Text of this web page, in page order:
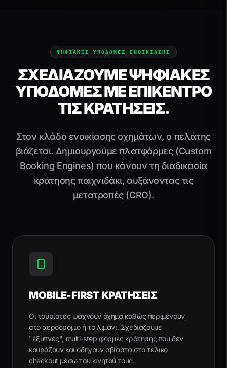
ΨΗΦΙΑΚΕΣ ΥΠΟΔΟΜΕΣ ΕΝΟΙΚΙΑΣΗΣ
ΣΧΕΔΙΆΖΟΥΜΕ ΨΗΦΙΑΚΈΣ
ΥΠΟΔΟΜΈΣ ΜΕ ΕΠΊΚΕΝΤΡΟ
ΤΙΣ ΚΡΑΤΉΣΕΙΣ.
Στον κλάδο ενοικίασης οχημάτων, ο πελάτης
βιάζεται. Δημιουργούμε πλατφόρμες (Custom
Booking Engines) που κάνουν τη διαδικασία
κράτησης παιχνιδάκι, αυξάνοντας τις
μετατροπές (CRO).
MOBILE-FIRST ΚΡΑΤΗΣΕΙΣ
Οι τουρίστες ψάχνουν όχημα καθώς περιμένουν
στο αεροδρόμιο ή το λιμάνι. Σχεδιάζουμε
"έξυπνες", multi-step φόρμες κράτησης που δεν
κουράζουν και οδηγούν αβίαστα στο τελικό
checkout μέσω του κινητού τους.